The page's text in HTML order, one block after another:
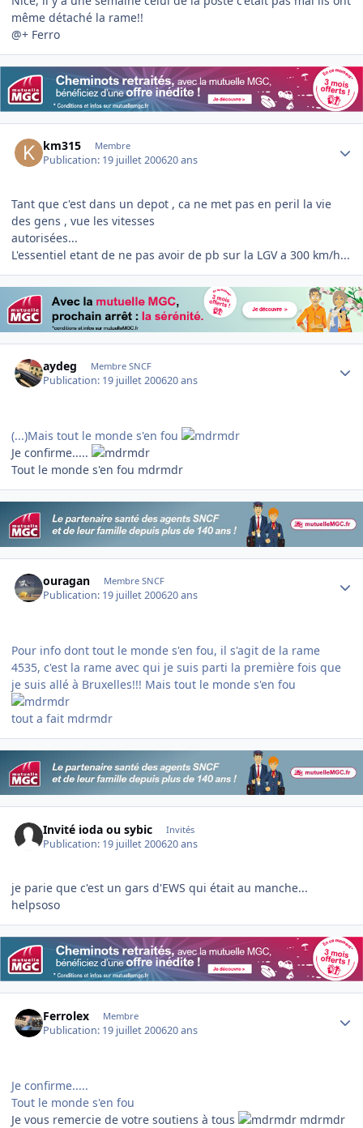
même détaché la rame!!
@+ Ferro
km315 Membre
Publication: 19 juillet 200620 ans
Tant que c'est dans un depot , ca ne met pas en peril la vie
des gens , vue les vitesses
autorisées...
L'essentiel etant de ne pas avoir de pb sur la LGV a 300 km/h...
aydeg Membre SNCF
Publication: 19 juillet 200620 ans
(...)Mais tout le monde s'en fou
Je confirme.....
Tout le monde s'en fou mdrmdr
ouragan Membre SNCF
Publication: 19 juillet 200620 ans
Pour info dont tout le monde s'en fou, il s'agit de la rame
4535, c'est la rame avec qui je suis parti la première fois que
je suis allé à Bruxelles!!! Mais tout le monde s'en fou
tout a fait mdrmdr
Invité ioda ou sybic Invités
Publication: 19 juillet 200620 ans
je parie que c'est un gars d'EWS qui était au manche...
helpsoso
Ferrolex Membre
Publication: 19 juillet 200620 ans
Je confirme.....
Tout le monde s'en fou
Je vous remercie de votre soutiens à tous
mdrmdr